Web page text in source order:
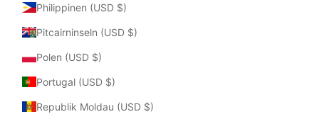
Philippinen (USD $)
Pitcairninseln (USD $)
Polen (USD $)
Portugal (USD $)
Republik Moldau (USD $)